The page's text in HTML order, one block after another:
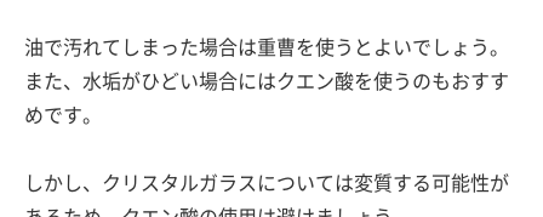
油で汚れてしまった場合は重曹を使うとよいでしょう。
また、水垢がひどい場合にはクエン酸を使うのもおすす
めです。
しかし、クリスタルガラスについては変質する可能性が